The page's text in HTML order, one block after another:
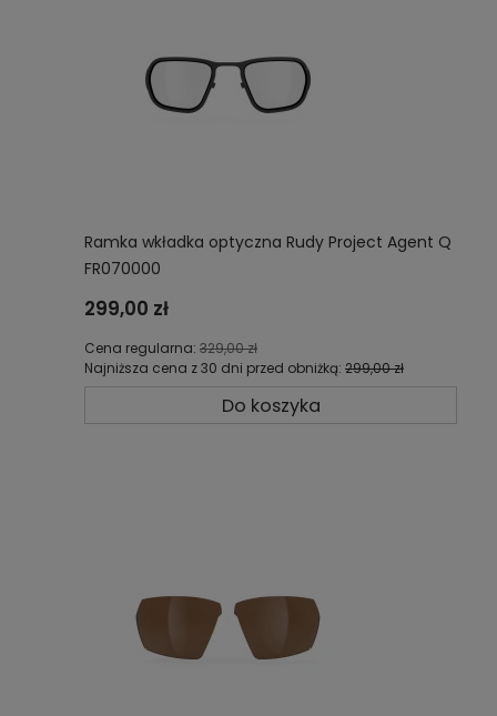
Ramka wkładka optyczna Rudy Project Agent Q
FR070000
299,00 zł
Cena regularna: 329,00 zł
Najniższa cena z 30 dni przed obniżką: 299,00 zł
Do koszyka